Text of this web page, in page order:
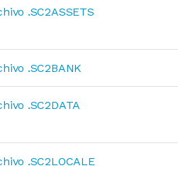
.SC2ASSETS
.SC2BANK
.SC2DATA
.SC2LOCALE